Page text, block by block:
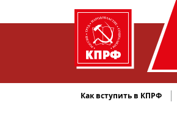
Как вступить в КПРФ